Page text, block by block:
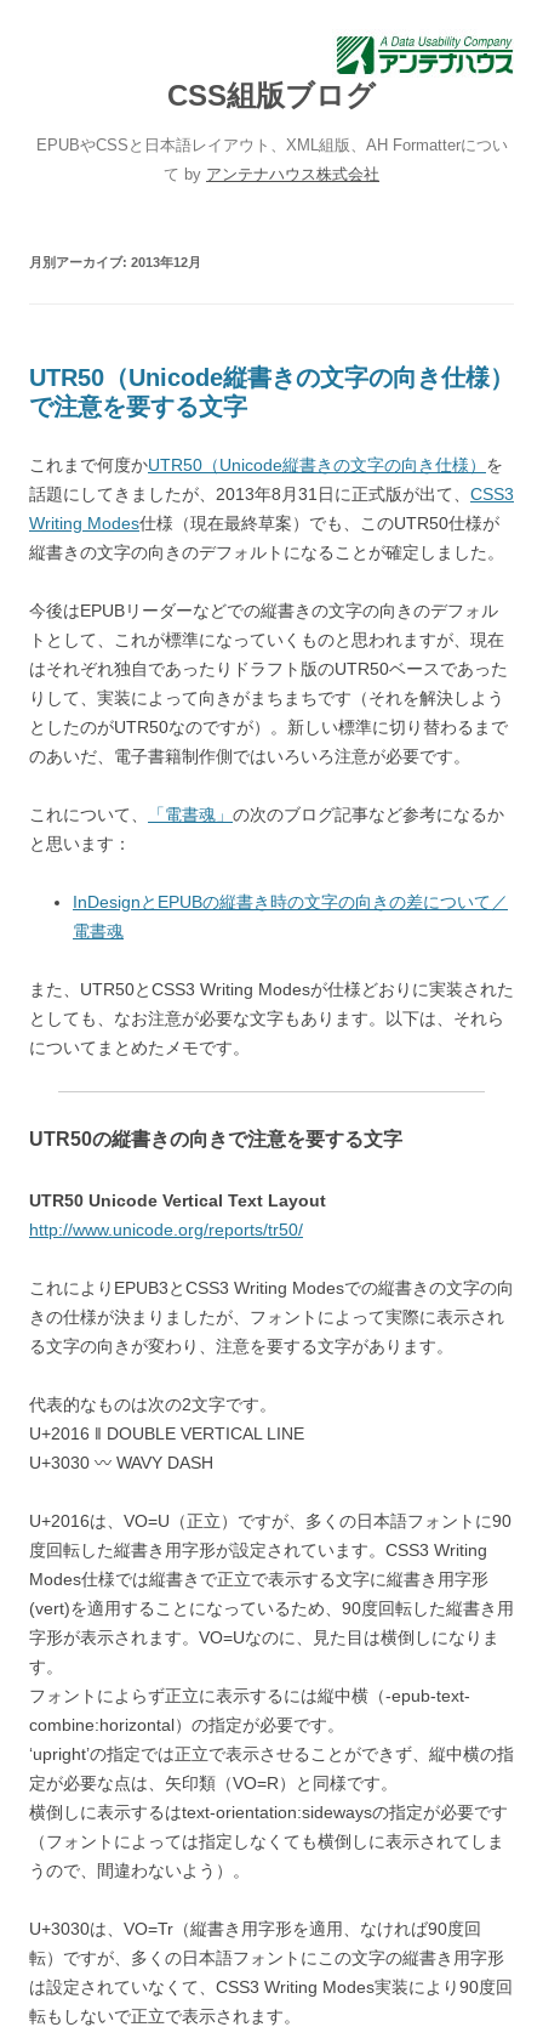
CSS組版ブログ
EPUBやCSSと日本語レイアウト、XML組版、AH Formatterについ
て by アンテナハウス株式会社
月別アーカイブ: 2013年12月
UTR50（Unicode縦書きの文字の向き仕様）
で注意を要する文字
これまで何度かUTR50（Unicode縦書きの文字の向き仕様） を
話題にしてきましたが、2013年8月31日に正式版が出て、 CSS3
Writing Modes仕様（現在最終草案）でも、このUTR50仕様が
縦書きの文字の向きのデフォルトになることが確定しました。
今後はEPUBリーダーなどでの縦書きの文字の向きのデフォル
トとして、これが標準になっていくものと思われますが、現在
はそれぞれ独自であったりドラフト版のUTR50ベースであった
りして、実装によって向きがまちまちです（それを解決しよう
としたのがUTR50なのですが）。新しい標準に切り替わるまで
のあいだ、電子書籍制作側ではいろいろ注意が必要です。
これについて、 「電書魂」 の次のブログ記事など参考になるか
と思います：
InDesignとEPUBの縦書き時の文字の向きの差について／
電書魂
また、UTR50とCSS3 Writing Modesが仕様どおりに実装された
としても、なお注意が必要な文字もあります。以下は、それら
についてまとめたメモです。
UTR50の縦書きの向きで注意を要する文字
UTR50 Unicode Vertical Text Layout
http://www.unicode.org/reports/tr50/
これによりEPUB3とCSS3 Writing Modesでの縦書きの文字の向
きの仕様が決まりましたが、フォントによって実際に表示され
る文字の向きが変わり、注意を要する文字があります。
代表的なものは次の2文字です。
‎U+2016 ‖ DOUBLE VERTICAL LINE
‎U+3030 〰 WAVY DASH
U+2016は、VO=U（正立）ですが、多くの日本語フォントに90
度回転した縦書き用字形が設定されています。CSS3 Writing
Modes仕様では縦書きで正立で表示する文字に縦書き用字形
(vert)を適用することになっているため、90度回転した縦書き用
字形が表示されます。VO=Uなのに、見た目は横倒しになりま
す。
フォントによらず正立に表示するには縦中横（-epub-text-
combine:horizontal）の指定が必要です。
‘upright’の指定では正立で表示させることができず、縦中横の指
定が必要な点は、矢印類（VO=R）と同様です。
横倒しに表示するはtext-orientation:sidewaysの指定が必要です
（フォントによっては指定しなくても横倒しに表示されてしま
うので、間違わないよう）。
U+3030は、VO=Tr（縦書き用字形を適用、なければ90度回
転）ですが、多くの日本語フォントにこの文字の縦書き用字形
は設定されていなくて、CSS3 Writing Modes実装により90度回
転もしないで正立で表示されます。